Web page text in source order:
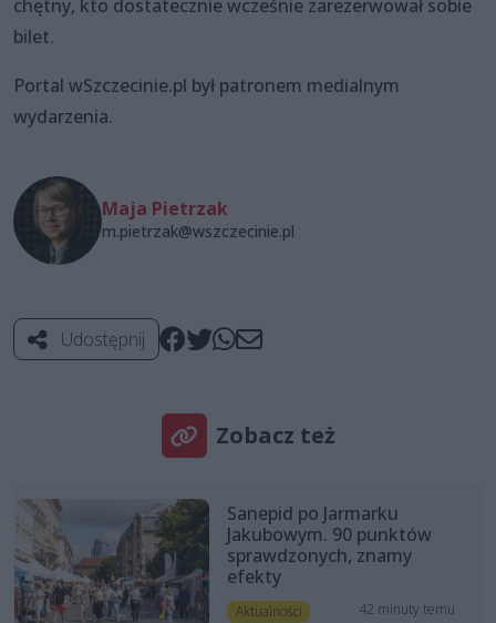
chętny, kto dostatecznie wcześnie zarezerwował sobie
bilet.
Portal wSzczecinie.pl był patronem medialnym
wydarzenia.
Maja Pietrzak
m.pietrzak@wszczecinie.pl
Udostępnij
Zobacz też
Sanepid po Jarmarku
Jakubowym. 90 punktów
sprawdzonych, znamy
efekty
Aktualności 42 minuty temu